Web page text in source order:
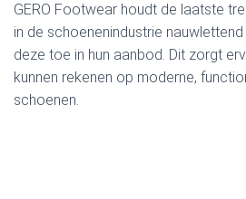
GERO Footwear houdt de laatste
in de schoenenindustrie
deze toe in hun aanbod. Dit zorgt
kunnen rekenen op moderne,
schoenen.